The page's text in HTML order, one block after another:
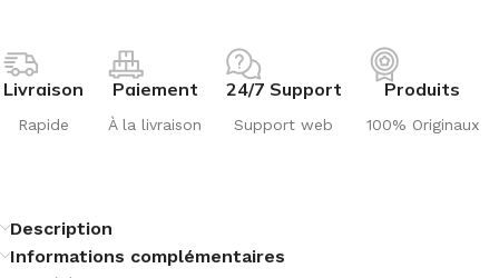
Livraison
Rapide
Paiement
À la livraison
24/7 Support
Support web
Produits
100% Originaux
Description
Informations complémentaires